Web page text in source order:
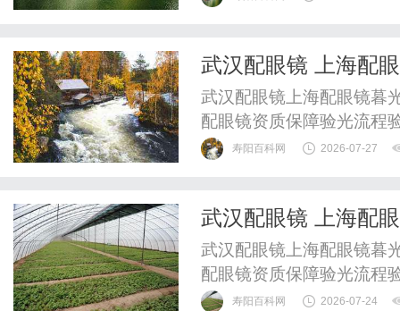
难受的是皮肤，摸哪儿都
武汉配眼镜 上海配
武汉配眼镜上海配眼镜暮
配眼镜资质保障验光流程
惠，兼顾高专业度与高性
寿阳百科网 2026-07-27
武汉配眼镜 上海配
武汉配眼镜上海配眼镜暮
配眼镜资质保障验光流程
寿阳百科网 2026-07-24